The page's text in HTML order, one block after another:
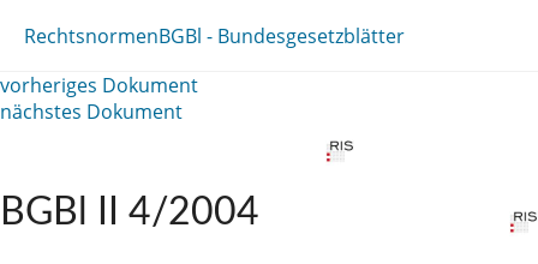
RechtsnormenBGBl - Bundesgesetzblätter
vorheriges Dokument
nächstes Dokument
BGBl II 4/2004